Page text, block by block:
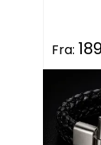
Fra: